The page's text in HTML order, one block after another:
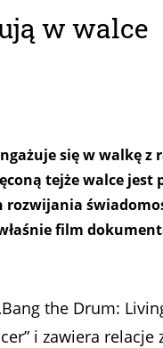
w walce
się w walkę z
tejże walce jest
rozwijania
film
the Drum:
i zawiera relacje